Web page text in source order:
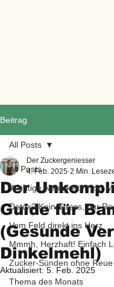
Beitrag
All Posts
Wichtige Neuigkeiten zur
Detox? Kein Stress, nur
Vom Feld direkt ins Herz
Mmmh, Herzhaft! Einfach
Zucker-Sünden ohne Reue
Thema des Monats
All Posts
Der
Guide für
(Gesunde
Dinkelmehl)
Der Zuckergeniesser
4. Feb. 2025 2 Min.
Aktualisiert: 5. Feb. 2025